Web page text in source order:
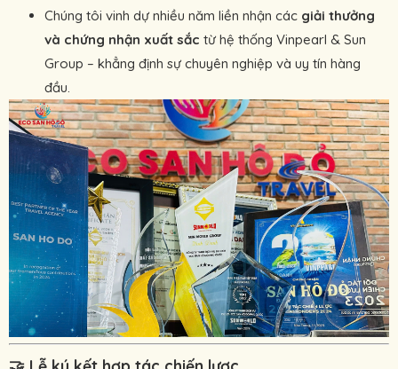
Chúng tôi vinh dự nhiều năm liền nhận các giải thưởng
và chứng nhận xuất sắc từ hệ thống Vinpearl & Sun
Group – khẳng định sự chuyên nghiệp và uy tín hàng
đầu.